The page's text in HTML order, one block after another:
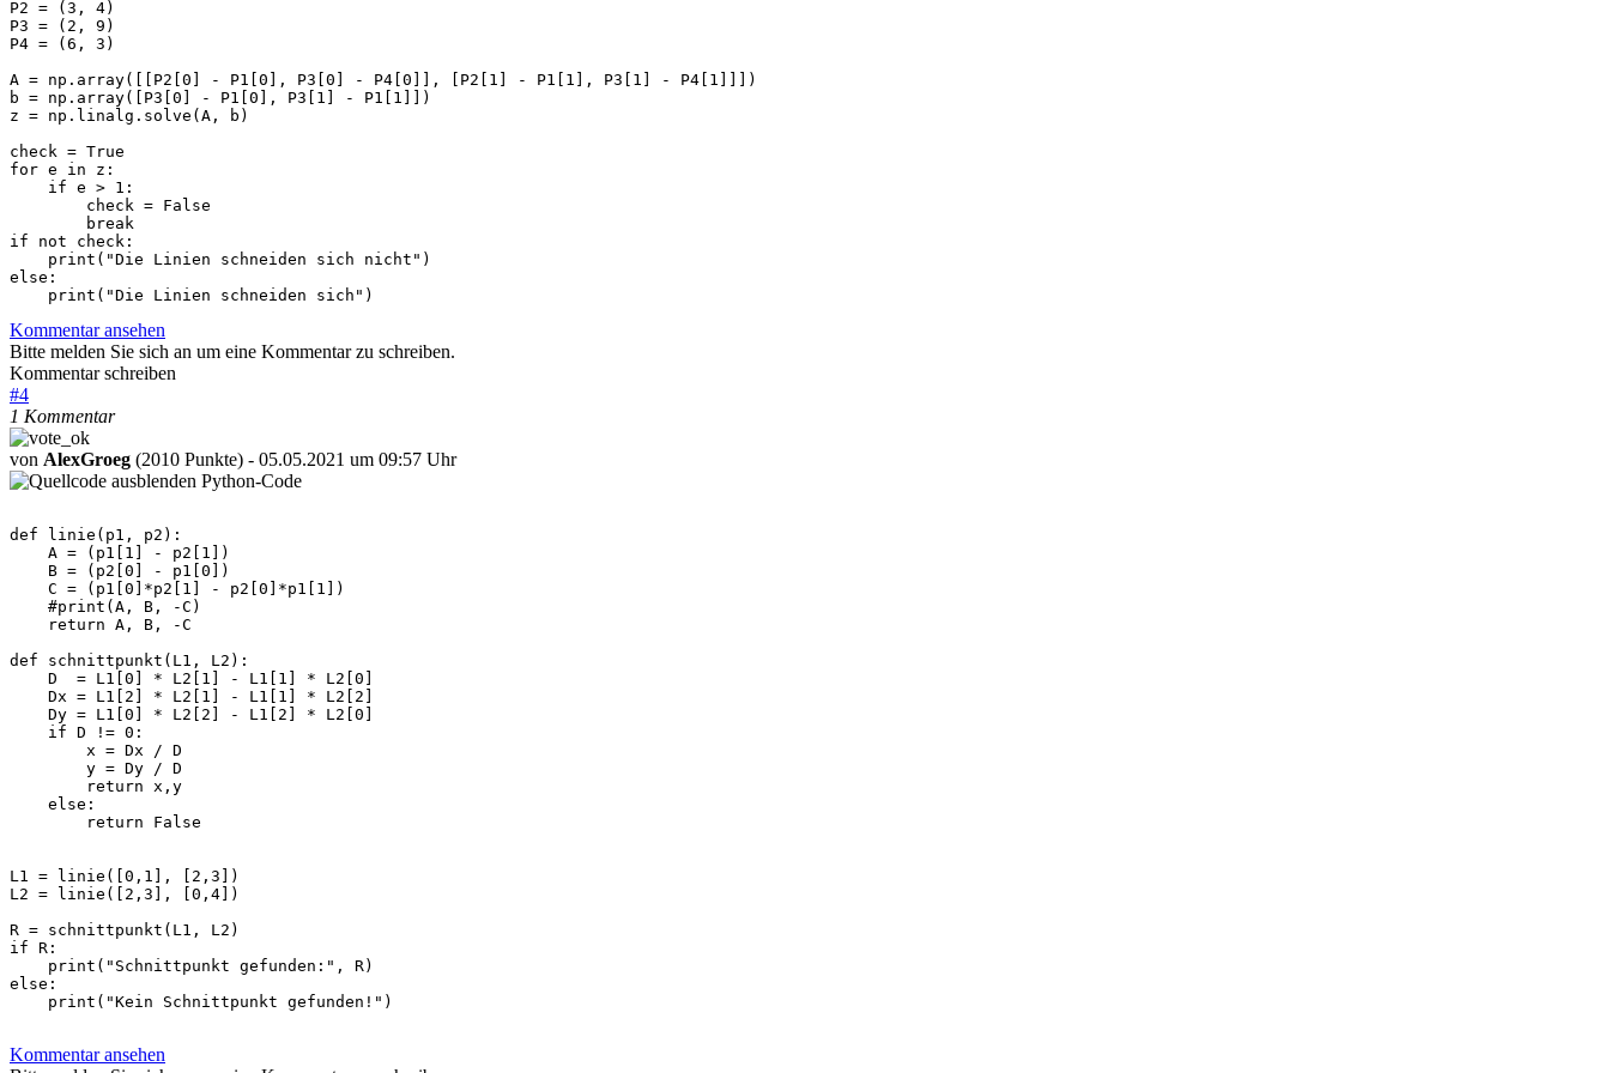
P2 = (3, 4)
P3 = (2, 9)
P4 = (6, 3)
A = np.array([[P2[0] - P1[0], P3[0] - P4[0]], [P2[1] - P1[1], P3[1] - P4[1]]])
b = np.array([P3[0] - P1[0], P3[1] - P1[1]])
z = np.linalg.solve(A, b)
check = True
for e in z:
    if e > 1:
        check = False
        break
if not check:
    print("Die Linien schneiden sich nicht")
else:
    print("Die Linien schneiden sich")
Kommentar ansehen
Bitte melden Sie sich an um eine Kommentar zu schreiben.
Kommentar schreiben
#4
1 Kommentar
von AlexGroeg (2010 Punkte) - 05.05.2021 um 09:57 Uhr
Python-Code
def linie(p1, p2):
    A = (p1[1] - p2[1])
    B = (p2[0] - p1[0])
    C = (p1[0]*p2[1] - p2[0]*p1[1])
    #print(A, B, -C)
    return A, B, -C
def schnittpunkt(L1, L2):
    D  = L1[0] * L2[1] - L1[1] * L2[0]
    Dx = L1[2] * L2[1] - L1[1] * L2[2]
    Dy = L1[0] * L2[2] - L1[2] * L2[0]
    if D != 0:
        x = Dx / D
        y = Dy / D
        return x,y
    else:
        return False
L1 = linie([0,1], [2,3])
L2 = linie([2,3], [0,4])
R = schnittpunkt(L1, L2)
if R:
    print("Schnittpunkt gefunden:", R)
else:
    print("Kein Schnittpunkt gefunden!")
Kommentar ansehen